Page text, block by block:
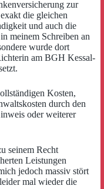
zur
die gleichen
und auch die
meinem Schreiben an
wurde dort
am BGH Kessal-
Kosten,
durch den
oder weiterer
seinem Recht
Leistungen
jedoch massiv stört
mal wieder die